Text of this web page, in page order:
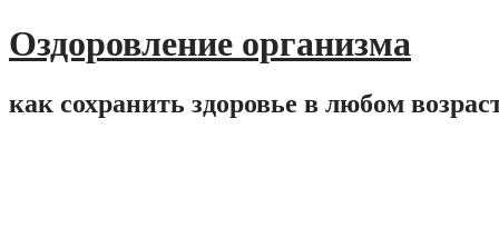
Оздоровление организма
как сохранить здоровье в любом